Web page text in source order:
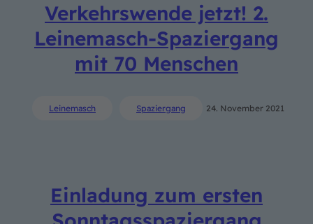
Verkehrswende jetzt! 2.
Leinemasch-Spaziergang
mit 70 Menschen
Leinemasch Spaziergang 24. November 2021
Einladung zum ersten